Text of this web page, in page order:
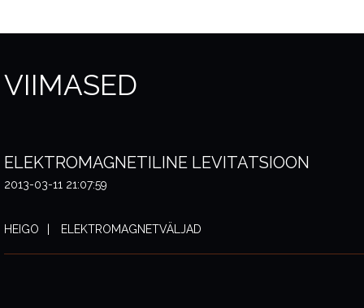
VIIMASED
ELEKTROMAGNETILINE LEVITATSIOON
2013-03-11 21:07:59
HEIGO ELEKTROMAGNETVÄLJAD